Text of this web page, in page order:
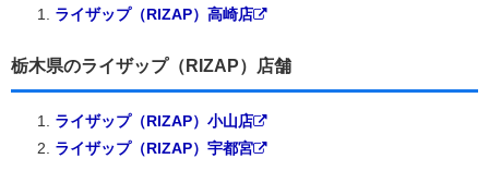
ライザップ（RIZAP）高崎店
栃木県のライザップ（RIZAP）店舗
ライザップ（RIZAP）小山店
ライザップ（RIZAP）宇都宮